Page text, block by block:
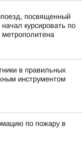
посвященный
курсировать по
метрополитена
в правильных
инструментом
по пожару в